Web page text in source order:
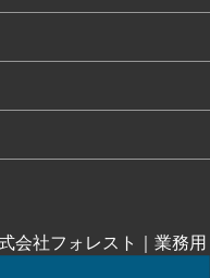
会社フォレスト｜業務用
neo」で医療施設を全